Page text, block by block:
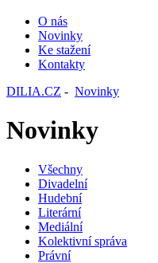
O nás
Novinky
Ke stažení
Kontakty
DILIA.CZ - Novinky
Novinky
Všechny
Divadelní
Hudební
Literární
Mediální
Kolektivní správa
Právní